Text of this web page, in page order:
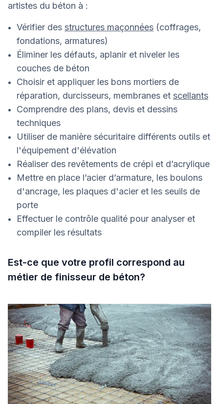
artistes du béton à :
Vérifier des structures maçonnées (coffrages,
fondations, armatures)
Éliminer les défauts, aplanir et niveler les
couches de béton
Choisir et appliquer les bons mortiers de
réparation, durcisseurs, membranes et scellants
Comprendre des plans, devis et dessins
techniques
Utiliser de manière sécuritaire différents outils et
l'équipement d'élévation
Réaliser des revêtements de crépi et d’acrylique
Mettre en place l’acier d’armature, les boulons
d'ancrage, les plaques d'acier et les seuils de
porte
Effectuer le contrôle qualité pour analyser et
compiler les résultats
Est-ce que votre profil correspond au
métier de finisseur de béton?